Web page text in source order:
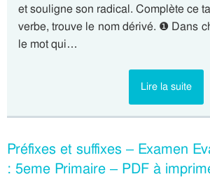
et souligne son radical. Complète ce
verbe, trouve le nom dérivé. ❶ Dans
le mot qui…
Lire la suite
Préfixes et suffixes – Examen
: 5eme Primaire – PDF à